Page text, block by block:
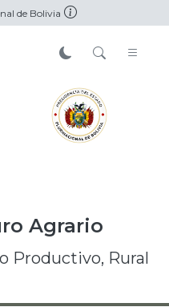
de Bolivia
Agrario
Productivo, Rural